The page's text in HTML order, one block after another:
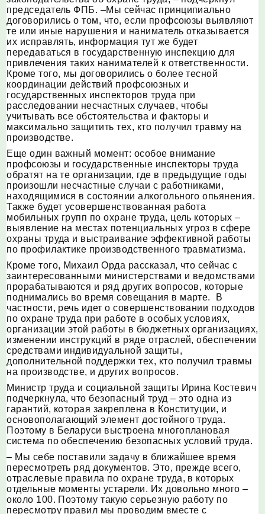
председатель ФПБ. –Мы сейчас принципиально
договорились о том, что, если профсоюзы выявляют
те или иные нарушения и наниматель отказывается
их исправлять, информация тут же будет
передаваться в государственную инспекцию для
привлечения таких нанимателей к ответственности.
Кроме того, мы договорились о более тесной
координации действий профсоюзных и
государственных инспекторов труда при
расследовании несчастных случаев, чтобы
учитывать все обстоятельства и факторы и
максимально защитить тех, кто получил травму на
производстве.
Еще один важный момент: особое внимание
профсоюзы и государственные инспекторы труда
обратят на те организации, где в предыдущие годы
произошли несчастные случаи с работниками,
находящимися в состоянии алкогольного опьянения.
Также будет усовершенствованная работа
мобильных групп по охране труда, цель которых –
выявление на местах потенциальных угроз в сфере
охраны труда и выстраивание эффективной работы
по профилактике производственного травматизма.
Кроме того, Михаил Орда рассказал, что сейчас с
заинтересованными министерствами и ведомствами
прорабатываются и ряд других вопросов, которые
поднимались во время совещания в марте. В
частности, речь идет о совершенствовании подходов
по охране труда при работе в особых условиях,
организации этой работы в бюджетных организациях,
изменении инструкций в ряде отраслей, обеспечении
средствами индивидуальной защиты,
дополнительной поддержки тех, кто получил травмы
на производстве, и других вопросов.
Министр труда и социальной защиты Ирина Костевич
подчеркнула, что безопасный труд – это одна из
гарантий, которая закреплена в Конституции, и
основополагающий элемент достойного труда.
Поэтому в Беларуси выстроена многоплановая
система по обеспечению безопасных условий труда.
– Мы себе поставили задачу в ближайшее время
пересмотреть ряд документов. Это, прежде всего,
отраслевые правила по охране труда, в которых
отдельные моменты устарели. Их довольно много –
около 100. Поэтому такую серьезную работу по
пересмотру правил мы проводим вместе с